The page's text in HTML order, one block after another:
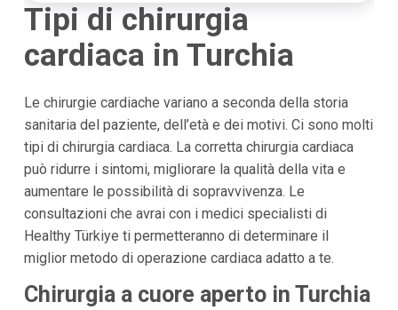
Tipi di chirurgia
cardiaca in Turchia
Le chirurgie cardiache variano a seconda della storia
sanitaria del paziente, dell’età e dei motivi. Ci sono molti
tipi di chirurgia cardiaca. La corretta chirurgia cardiaca
può ridurre i sintomi, migliorare la qualità della vita e
aumentare le possibilità di sopravvivenza. Le
consultazioni che avrai con i medici specialisti di
Healthy Türkiye ti permetteranno di determinare il
miglior metodo di operazione cardiaca adatto a te.
Chirurgia a cuore aperto in Turchia